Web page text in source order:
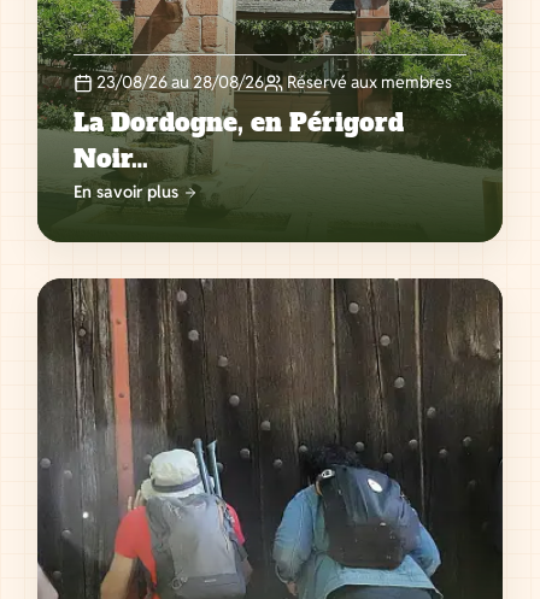
23/08/26 au 28/08/26 Réservé aux membres
La Dordogne, en Périgord
Noir…
En savoir plus